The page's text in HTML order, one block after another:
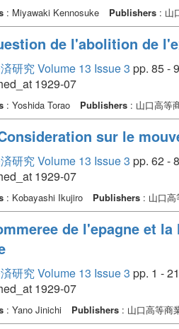
: Miyawaki Kennosuke Publishers: 山
de l'abolition de
研究 Volume 13 Issue 3 pp. 85 -
1929-07
: Yoshida Torao Publishers: 山口高等
sur le
研究 Volume 13 Issue 3 pp. 62 -
1929-07
: Kobayashi Ikujiro Publishers: 山口高
de l'epagne et
研究 Volume 13 Issue 3 pp. 1 - 21
1929-07
: Yano Jinichi Publishers: 山口高等商